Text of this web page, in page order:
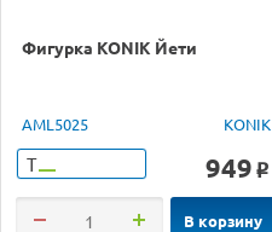
Фигурка KONIK Йети
AML5025 KONIK
Т 949 o
В корзину